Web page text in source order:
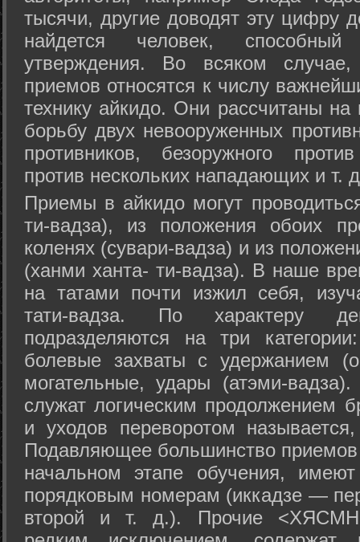
тысячи, другие доводят эту цифру
найдется человек,
утверждения. Во всяком
приемов относятся к числу
технику айкидо. Они рассчитаны
борьбу двух невооруженных
противников, безоружного
против нескольких нападающих и т.
Приемы в айкидо могут
ти-вадза), из положения обоих
коленях (сувари-вадза) и из
(ханми ханта- ти-вадза). В наше
на татами почти изжил себя,
тати-вадза. По характеру
подразделяются на три
болевые захваты с удержанием
могательные, удары (атэми-
служат логическим продолжением
и уходов переворотом
Подавляющее большинство
начальном этапе обучения,
порядковым номерам (иккадзе —
второй и т. д.). Прочие